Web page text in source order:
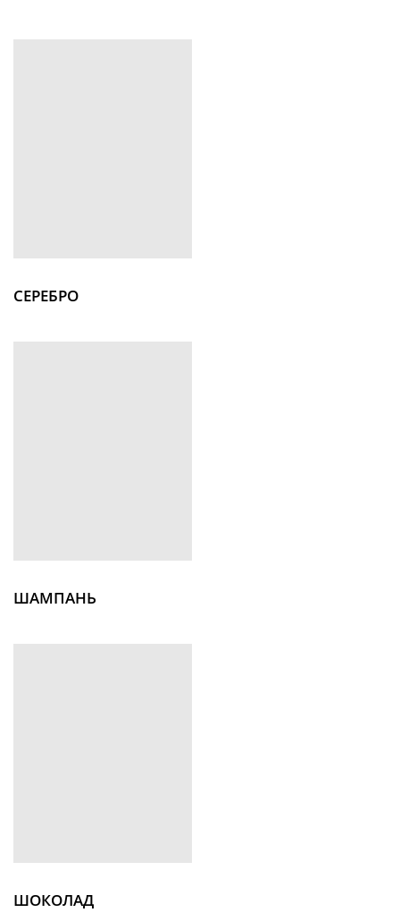
СЕРЕБРО
ШАМПАНЬ
ШОКОЛАД